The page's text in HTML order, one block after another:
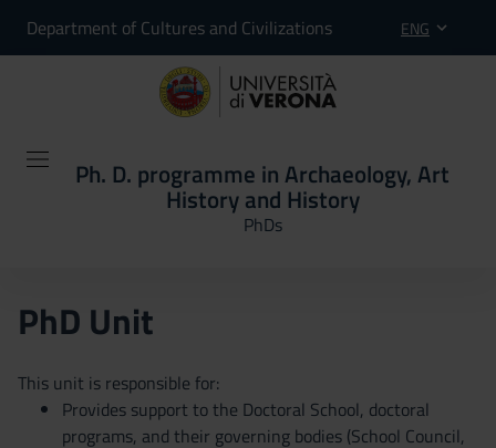
Department of Cultures and Civilizations ENG
Ph. D. programme in Archaeology, Art
History and History
PhDs
PhD Unit
This unit is responsible for:
Provides support to the Doctoral School, doctoral
programs, and their governing bodies (School Council,